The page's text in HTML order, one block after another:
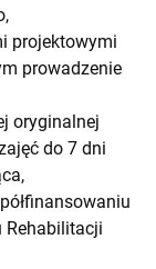
projektowymi
prowadzenie
oryginalnej
do 7 dni
Rehabilitacji